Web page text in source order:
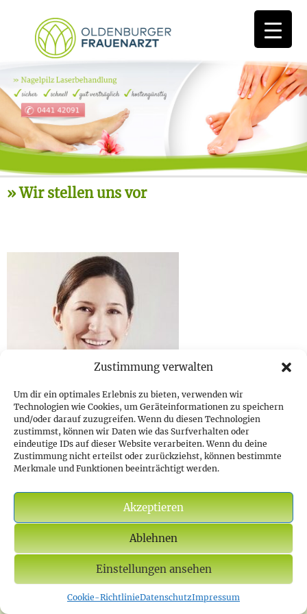
Zustimmung verwalten
Um dir ein optimales Erlebnis zu bieten, verwenden wir
Technologien wie Cookies, um Geräteinformationen zu speichern
und/oder darauf zuzugreifen. Wenn du diesen Technologien
zustimmst, können wir Daten wie das Surfverhalten oder
eindeutige IDs auf dieser Website verarbeiten. Wenn du deine
Zustimmung nicht erteilst oder zurückziehst, können bestimmte
Merkmale und Funktionen beeinträchtigt werden.
Akzeptieren
Ablehnen
Einstellungen ansehen
Cookie-RichtlinieDatenschutzImpressum
Wir stellen uns vor
Dr. Jana Stindt
Unsere Praxis→
STARTSEITE UNSERE PRAXIS KONTAKT ANFAHRT
Oldenburger Frauenarzt,
OldenburgGlossar|Nagelpilz Behandlung Bremen